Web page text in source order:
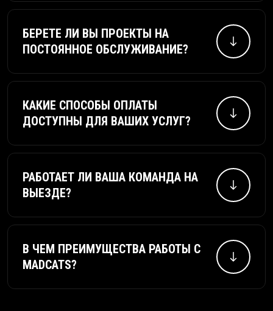
БЕРЕТЕ ЛИ ВЫ ПРОЕКТЫ НА
ПОСТОЯННОЕ ОБСЛУЖИВАНИЕ?
условия обсуждаются индивидуально.
КАКИЕ СПОСОБЫ ОПЛАТЫ
ДОСТУПНЫ ДЛЯ ВАШИХ УСЛУГ?
РАБОТАЕТ ЛИ ВАША КОМАНДА НА
ВЫЕЗДЕ?
команды.
В ЧЕМ ПРЕИМУЩЕСТВА РАБОТЫ С
MADCATS?